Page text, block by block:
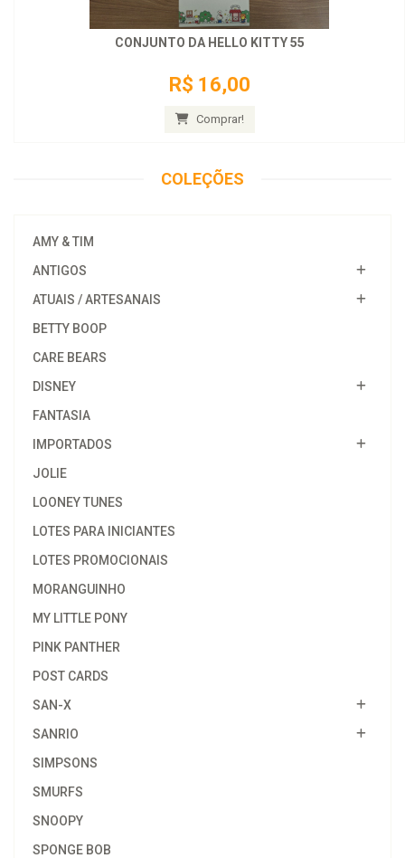
CONJUNTO DA HELLO KITTY 55
R$ 16,00
Comprar!
COLEÇÕES
AMY & TIM
ANTIGOS
ATUAIS / ARTESANAIS
BETTY BOOP
CARE BEARS
DISNEY
FANTASIA
IMPORTADOS
JOLIE
LOONEY TUNES
LOTES PARA INICIANTES
LOTES PROMOCIONAIS
MORANGUINHO
MY LITTLE PONY
PINK PANTHER
POST CARDS
SAN-X
SANRIO
SIMPSONS
SMURFS
SNOOPY
SPONGE BOB